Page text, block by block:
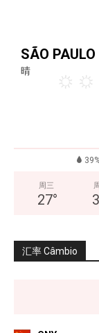
SÃO PAULO
晴
周三
27°
汇率 Câmbio